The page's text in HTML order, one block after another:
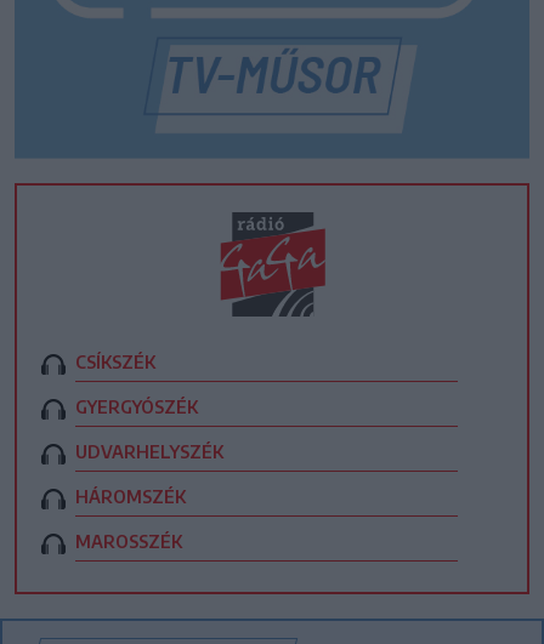
CSÍKSZÉK
GYERGYÓSZÉK
UDVARHELYSZÉK
HÁROMSZÉK
MAROSSZÉK